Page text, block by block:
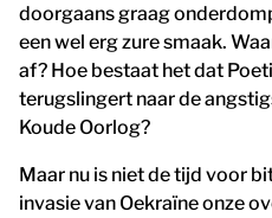
doorgaans graag
een wel erg zure smaak.
af? Hoe bestaat het dat
terugslingert naar de
Koude Oorlog?
Maar nu is niet de tijd voor
invasie van Oekraïne onze